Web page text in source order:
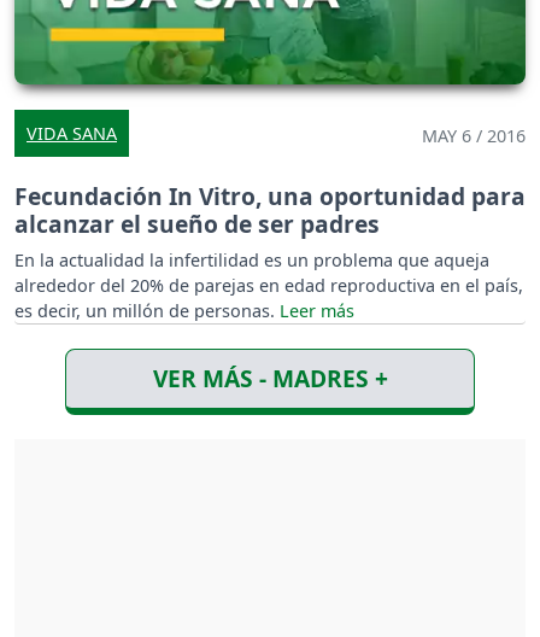
VIDA SANA MAY 6 / 2016
Fecundación In Vitro, una oportunidad para
alcanzar el sueño de ser padres
En la actualidad la infertilidad es un problema que aqueja
alrededor del 20% de parejas en edad reproductiva en el país,
es decir, un millón de personas.
VER MÁS - MADRES +